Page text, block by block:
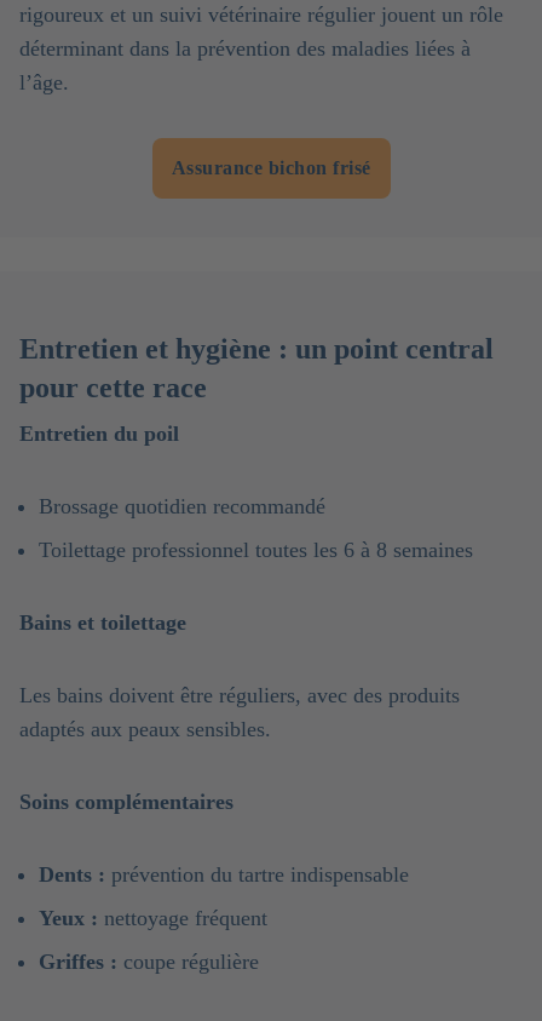
rigoureux et un suivi vétérinaire régulier jouent un rôle
déterminant dans la prévention des maladies liées à
l’âge.
Assurance bichon frisé
Entretien et hygiène : un point central
pour cette race
Entretien du poil
Brossage quotidien recommandé
Toilettage professionnel toutes les 6 à 8 semaines
Bains et toilettage
Les bains doivent être réguliers, avec des produits
adaptés aux peaux sensibles.
Soins complémentaires
Dents : prévention du tartre indispensable
Yeux : nettoyage fréquent
Griffes : coupe régulière